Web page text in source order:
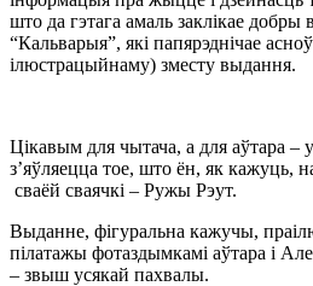
што да гэтага амаль заклікае добры
“Кальварыя”, які папярэднічае
ілюстрацыйнаму) зместу выдання.
Цікавым для чытача, а для аўтара –
з’яўляецца тое, што ён, як кажуць,
сваёй сваячкі – Ружы Рэут.
Выданне, фігуральна кажучы,
пілатажы фотаздымкамі аўтара і
– звыш усякай пахвалы.